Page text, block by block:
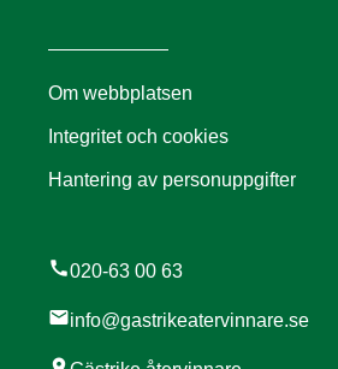
Om webbplatsen
Integritet och cookies
Hantering av personuppgifter
call020-63 00 63
mailinfo@gastrikeatervinnare.se